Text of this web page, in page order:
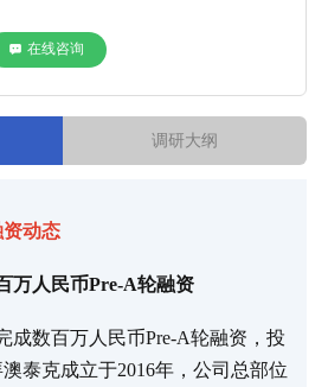
在线咨询
调研大纲
动态
万人民币Pre-A轮融资
成数百万人民币Pre-A轮融资，投
泰克成立于2016年，公司总部位